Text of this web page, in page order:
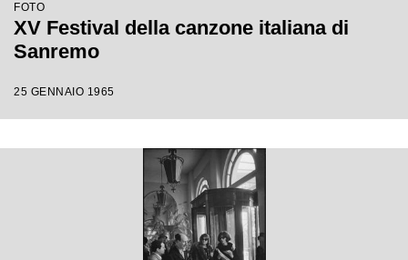
FOTO
XV Festival della canzone italiana di
Sanremo
25 GENNAIO 1965